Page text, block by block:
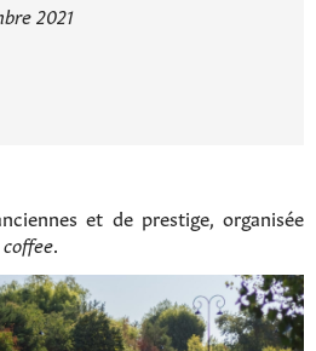
2021
et de prestige, organisée